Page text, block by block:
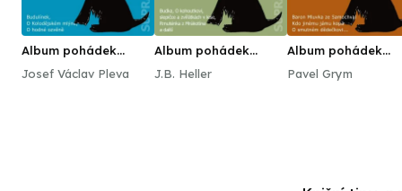
Album pohádek
Josef Václav Pleva
Album pohádek
10. (Budka, O
J.B. Heller
Album pohádek
(Baron Mluvka ze
Pavel Grym